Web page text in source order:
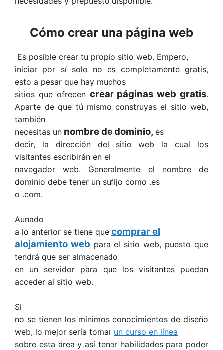
Cómo crear una página web
Es posible crear tu propio sitio web. Empero,
iniciar por sí solo no es completamente gratis,
esto a pesar que hay muchos
sitios que ofrecen crear páginas web gratis.
Aparte de que tú mismo construyas el sitio web,
también
necesitas un nombre de dominio, es
decir, la dirección del sitio web la cual los
visitantes escribirán en el
navegador web. Generalmente el nombre de
dominio debe tener un sufijo como .es
o .com.
Aunado
a lo anterior se tiene que comprar el
alojamiento web para el sitio web, puesto que
tendrá que ser almacenado
en un servidor para que los visitantes puedan
acceder al sitio web.
Si
no se tienen los mínimos conocimientos de diseño
web, lo mejor sería tomar un curso en línea
sobre esta área y así tener habilidades para poder